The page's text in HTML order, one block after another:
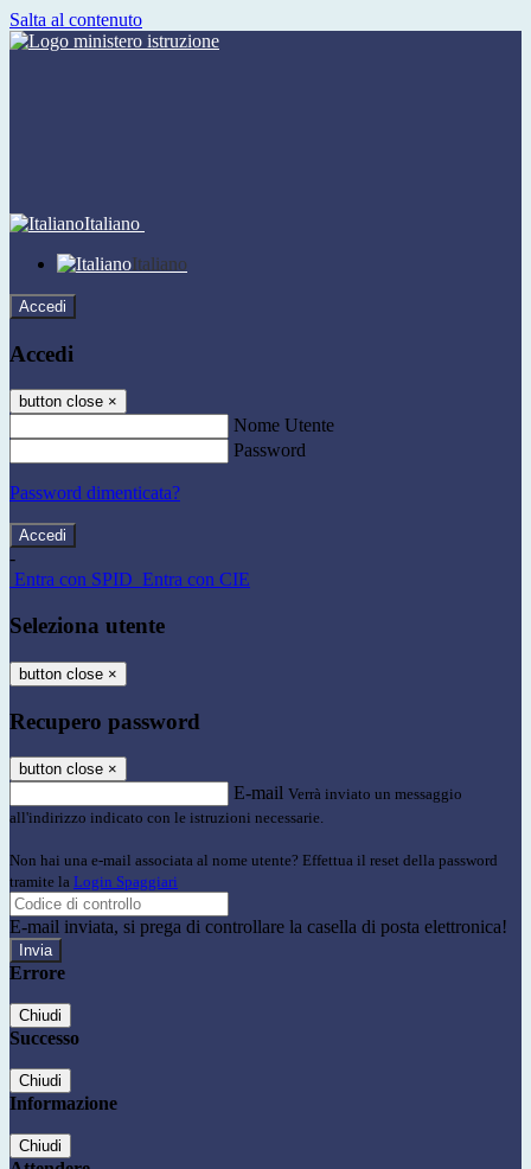
Salta al contenuto
Italiano
Italiano
Accedi
Accedi
button close ×
Nome Utente
Password
Password dimenticata?
-
Entra con SPID Entra con CIE
Seleziona utente
button close ×
Recupero password
button close ×
E-mail Verrà inviato un messaggio
all'indirizzo indicato con le istruzioni necessarie.
Non hai una e-mail associata al nome utente? Effettua il reset della password
tramite la Login Spaggiari
E-mail inviata, si prega di controllare la casella di posta elettronica!
Errore
Chiudi
Successo
Chiudi
Informazione
Chiudi